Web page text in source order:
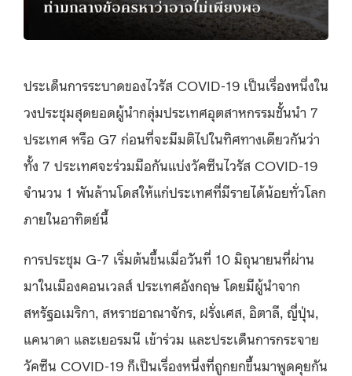
ประเด็นการระบาดของไวรัส COVID-19 เป็นเรื่องหนึ่งใน
วงประชุมสุดยอดผู้นำกลุ่มประเทศอุตสาหกรรมชั้นนำ 7
ประเทศ หรือ G7 ก่อนที่จะมีมติไปในทิศทางเดียวกันว่า
ทั้ง 7 ประเทศจะร่วมมือกันแบ่งวัคซีนไวรัส COVID-19
จำนวน 1 พันล้านโดสให้แก่ประเทศที่มีรายได้น้อยทั่วโลก
ภายในอาทิตย์นี้
การประชุม G-7 เริ่มต้นขึ้นเมื่อวันที่ 10 มิถุนายนที่ผ่าน
มาในเมืองคอนเวลส์ ประเทศอังกฤษ โดยมีผู้นำจาก
สหรัฐอเมริกา, สหราชอาณาจักร, ฝรั่งเศส, อิตาลี, ญี่ปุ่น,
แคนาดา และเยอรมนี เข้าร่วม และประเด็นการกระจาย
วัคซีน COVID-19 ก็เป็นเรื่องหนึ่งที่ถูกยกขึ้นมาพูดคุยกัน